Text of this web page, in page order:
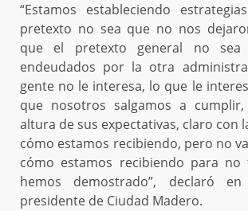
“Estamos estableciendo
pretexto no sea que no nos
que el pretexto general no sea
endeudados por la otra
gente no le interesa, lo que le
que nosotros salgamos a
altura de sus expectativas, claro con
cómo estamos recibiendo, pero no
cómo estamos recibiendo para
hemos demostrado”, declaró
presidente de Ciudad Madero.